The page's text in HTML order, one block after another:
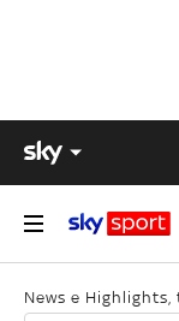
News e